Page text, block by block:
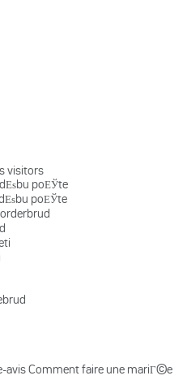
visitors
poЕЎte
poЕЎte
avis Comment faire une mariГ©e